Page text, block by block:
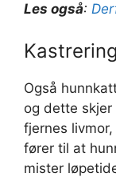
Les også:
Også
og dette
fjernes
fører til at
mister